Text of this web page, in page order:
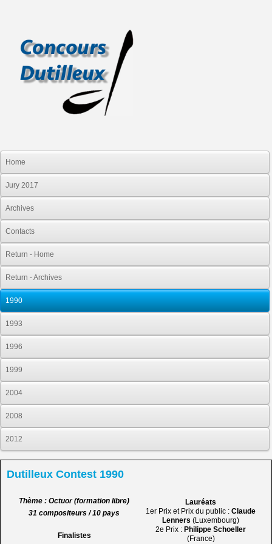
Home
Jury 2017
Archives
Contacts
Return - Home
Return - Archives
1990
1993
1996
1999
2004
2008
2012
Dutilleux Contest 1990
Thème : Octuor (formation libre)
31 compositeurs / 10 pays
Finalistes
Lauréats
1er Prix et Prix du public : Claude
Lenners (Luxembourg)
2e Prix : Philippe Schoeller
(France)